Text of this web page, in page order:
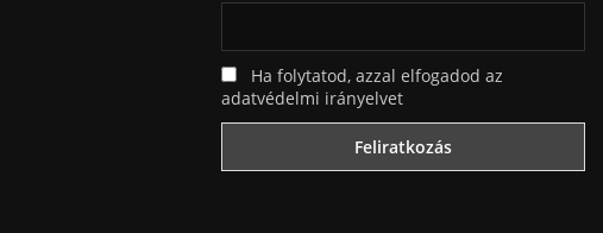
Ha folytatod, azzal elfogadod az
adatvédelmi irányelvet